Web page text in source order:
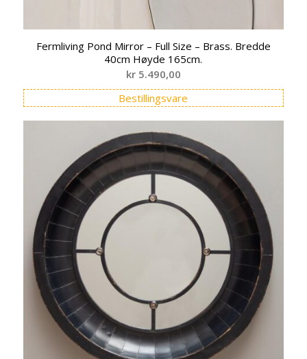
Fermliving Pond Mirror – Full Size – Brass. Bredde
40cm Høyde 165cm.
kr5.490,00
Bestillingsvare